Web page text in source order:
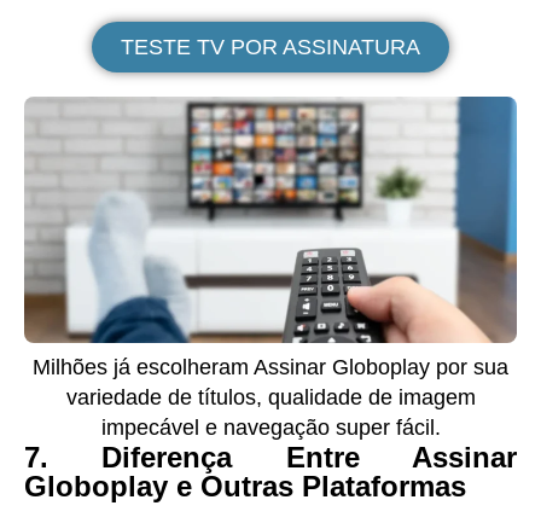
TESTE TV POR ASSINATURA
Milhões já escolheram Assinar Globoplay por sua
variedade de títulos, qualidade de imagem
impecável e navegação super fácil.
7. Diferença Entre Assinar
Globoplay e Outras Plataformas